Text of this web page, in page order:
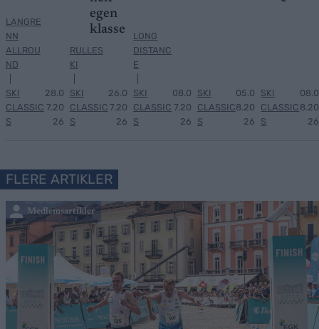
LANGRE
NN
ALLROU
ND
SKI
CLASSIC
S
28.0
7.20
26
egen
klasse
RULLES
KI
SKI
CLASSIC
S
26.0
7.20
26
LONG
DISTANC
E
SKI
CLASSIC
S
08.0
7.20
26
SKI
CLASSIC
S
05.0
8.20
26
SKI
CLASSIC
S
08.0
8.20
26
FLERE ARTIKLER
Medlemsartikler